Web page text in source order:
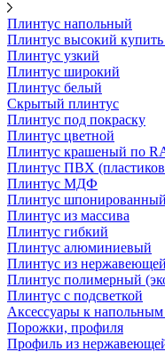
Плинтус напольный
Плинтус высокий
Плинтус узкий
Плинтус широкий
Плинтус белый
Скрытый плинтус
Плинтус под покраску
Плинтус цветной
Плинтус крашеный по
Плинтус ПВХ
Плинтус МДФ
Плинтус шпонированный
Плинтус из массива
Плинтус гибкий
Плинтус алюминиевый
Плинтус из
Плинтус полимерный
Плинтус с подсветкой
Аксессуары к
Порожки, профиля
Профиль из